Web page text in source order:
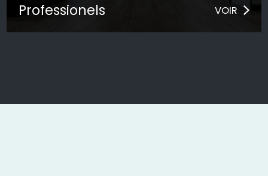
Professionels VOIR